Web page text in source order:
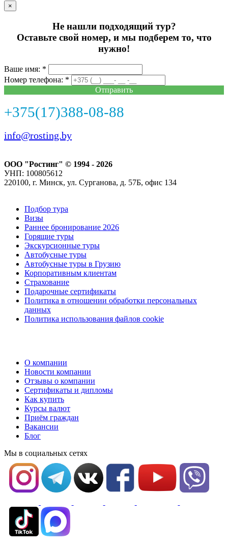
×
Не нашли подходящий тур?
Оставьте свой номер, и мы подберем то, что
нужно!
Ваше имя: *
Номер телефона: *
Отправить
+375(17)388-08-88
info@rosting.by
ООО "Ростинг" © 1994 - 2026
УНП: 100805612
220100, г. Минск, ул. Сурганова, д. 57Б, офис 134
Подбор тура
Визы
Раннее бронирование 2026
Горящие туры
Экскурсионные туры
Автобусные туры
Автобусные туры в Грузию
Корпоративным клиентам
Страхование
Подарочные сертификаты
Политика в отношении обработки персональных
данных
Политика использования файлов cookie
О компании
Новости компании
Отзывы о компании
Сертификаты и дипломы
Как купить
Курсы валют
Приём граждан
Вакансии
Блог
Мы в социальных сетях